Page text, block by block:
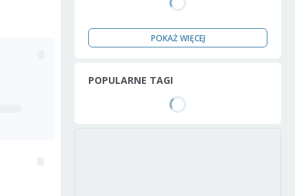
POKAŻ WIĘCEJ
POPULARNE TAGI